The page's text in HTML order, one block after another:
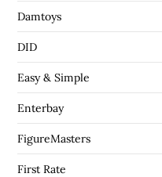
Damtoys
DID
Easy & Simple
Enterbay
FigureMasters
First Rate